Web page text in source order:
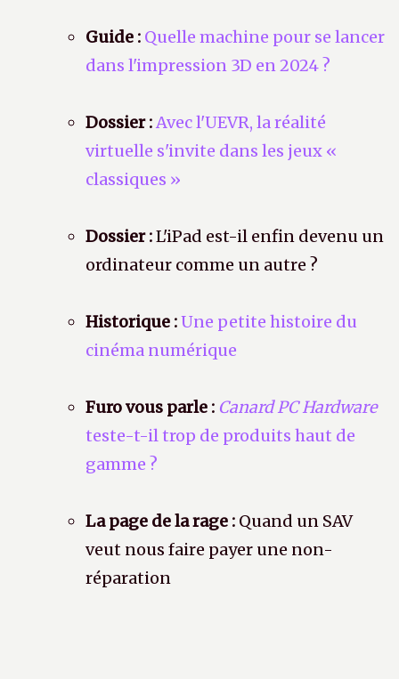
Guide : Quelle machine pour se lancer
dans l'impression 3D en 2024 ?
Dossier :Avec l'UEVR, la réalité
virtuelle s'invite dans les jeux «
classiques »
Dossier :L'iPad est-il enfin devenu un
ordinateur comme un autre ?
Historique :Une petite histoire du
cinéma numérique
Furo vous parle : Canard PC Hardware
teste-t-il trop de produits haut de
gamme ?
La page de la rage : Quand un SAV
veut nous faire payer une non-
réparation